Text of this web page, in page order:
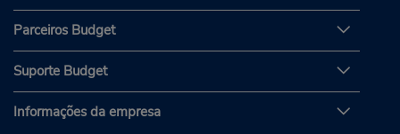
Parceiros Budget
Suporte Budget
Informações da empresa